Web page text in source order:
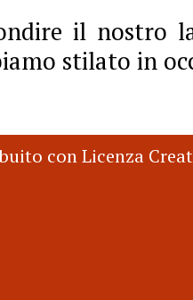
il nostro
stilato in
con Licenza